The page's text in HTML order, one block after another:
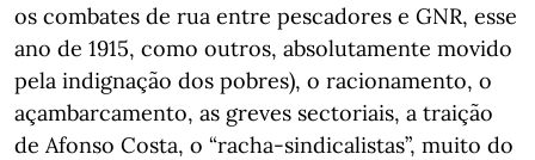
os combates de rua entre pescadores e GNR, esse
ano de 1915, como outros, absolutamente movido
pela indignação dos pobres), o racionamento, o
açambarcamento, as greves sectoriais, a traição
de Afonso Costa, o “racha-sindicalistas”, muito do